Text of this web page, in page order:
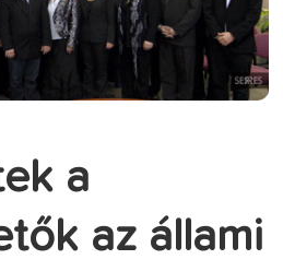
a
az állami